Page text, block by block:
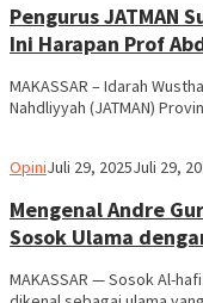
Pengurus JATMAN
Ini Harapan Prof
MAKASSAR – Idarah
Nahdliyyah (JATMAN)
OpiniIlham
Juli 29, 2025Juli 29,
Mengenal Andre
Sosok Ulama
MAKASSAR — Sosok Al-